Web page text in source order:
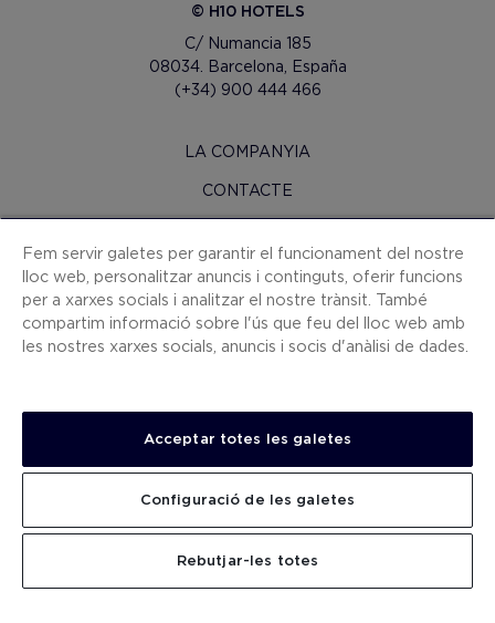
CERCAR
© H10 HOTELS
C/ Numancia 185
08034. Barcelona, España
(+34) 900 444 466
LA COMPANYIA
CONTACTE
SALA DE PREMSA
MAPA WEB
CONDICIONS CONTRACTACIÓ
CANAL DE DENÚNCIES
TREBALLA AMB NOSALTRES
....
Fem servir galetes per garantir el funcionament del nostre
lloc web, personalitzar anuncis i continguts, oferir funcions
per a xarxes socials i analitzar el nostre trànsit. També
compartim informació sobre l'ús que feu del lloc web amb
les nostres xarxes socials, anuncis i socis d'anàlisi de dades.
Acceptar totes les galetes
Rebutjar-les totes
Configuració de les galetes